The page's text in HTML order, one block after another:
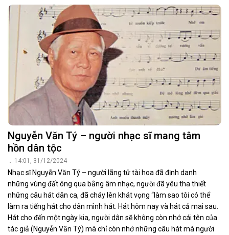
Nguyễn Văn Tý – người nhạc sĩ mang tâm
hồn dân tộc
14:01, 31/12/2024
Nhạc sĩ Nguyễn Văn Tý – người lãng tử tài hoa đã định danh
những vùng đất ông qua bằng âm nhạc, người đã yêu tha thiết
những câu hát dân ca, đã cháy lên khát vọng “làm sao tôi có thể
làm ra tiếng hát cho dân mình hát. Hát hôm nay và hát cả mai sau.
Hát cho đến một ngày kia, người dân sẽ không còn nhớ cái tên của
tác giả (Nguyễn Văn Tý) mà chỉ còn nhớ những câu hát mà người